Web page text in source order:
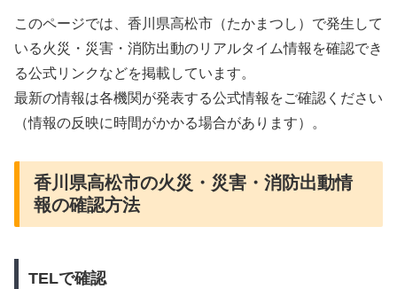
このページでは、香川県高松市（たかまつし）で発生して
いる火災・災害・消防出動のリアルタイム情報を確認でき
る公式リンクなどを掲載しています。
最新の情報は各機関が発表する公式情報をご確認ください
（情報の反映に時間がかかる場合があります）。
香川県高松市の火災・災害・消防出動情
報の確認方法
TELで確認